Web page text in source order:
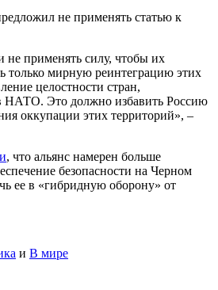
не применять статью к
применять силу, чтобы их
только мирную реинтеграцию этих
целостности стран,
НАТО. Это должно избавить Россию
оккупации этих территорий», –
, что альянс намерен больше
безопасности на Черном
ее в «гибридную оборону» от
и В мире